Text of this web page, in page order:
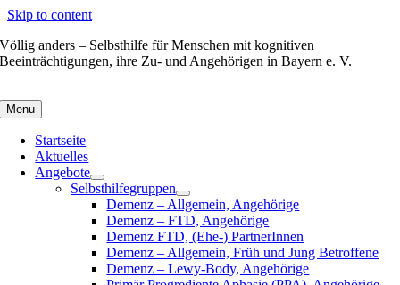
Skip to content
Völlig anders – Selbsthilfe für Menschen mit kognitiven
Beeinträchtigungen, ihre Zu- und Angehörigen in Bayern e. V.
Menu
Startseite
Aktuelles
Angebote
Selbsthilfegruppen
Demenz – Allgemein, Angehörige
Demenz – FTD, Angehörige
Demenz FTD, (Ehe-) PartnerInnen
Demenz – Allgemein, Früh und Jung Betroffene
Demenz – Lewy-Body, Angehörige